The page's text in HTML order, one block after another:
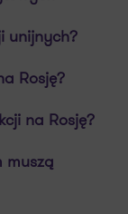
unijnych?
Rosję?
na Rosję?
muszą